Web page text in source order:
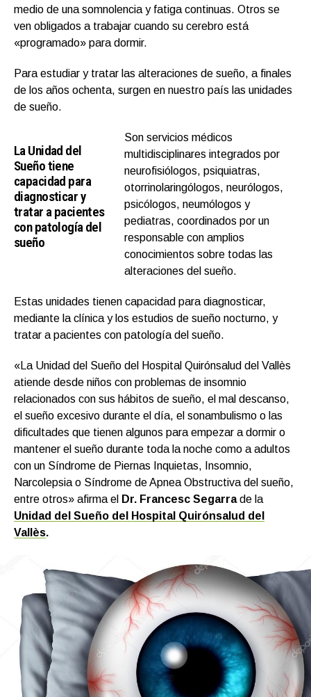
medio de una somnolencia y fatiga continuas. Otros se
ven obligados a trabajar cuando su cerebro está
«programado» para dormir.
Para estudiar y tratar las alteraciones de sueño, a finales
de los años ochenta, surgen en nuestro país las unidades
de sueño.
La Unidad del
Sueño tiene
capacidad para
diagnosticar y
tratar a pacientes
con patología del
sueño
Son servicios médicos
multidisciplinares integrados por
neurofisiólogos, psiquiatras,
otorrinolaringólogos, neurólogos,
psicólogos, neumólogos y
pediatras, coordinados por un
responsable con amplios
conocimientos sobre todas las
alteraciones del sueño.
Estas unidades tienen capacidad para diagnosticar,
mediante la clínica y los estudios de sueño nocturno, y
tratar a pacientes con patología del sueño.
«La Unidad del Sueño del Hospital Quirónsalud del Vallès
atiende desde niños con problemas de insomnio
relacionados con sus hábitos de sueño, el mal descanso,
el sueño excesivo durante el día, el sonambulismo o las
dificultades que tienen algunos para empezar a dormir o
mantener el sueño durante toda la noche como a adultos
con un Síndrome de Piernas Inquietas, Insomnio,
Narcolepsia o Síndrome de Apnea Obstructiva del sueño,
entre otros» afirma el Dr. Francesc Segarrade la
Unidad del Sueño del Hospital Quirónsalud del
Vallès.